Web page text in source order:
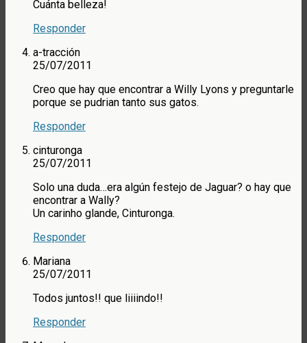
Cuánta belleza!
Responder
a-tracción
25/07/2011
Creo que hay que encontrar a Willy Lyons y preguntarle
porque se pudrian tanto sus gatos.
Responder
cinturonga
25/07/2011
Solo una duda…era algún festejo de Jaguar? o hay que
encontrar a Wally?
Un carinho glande, Cinturonga.
Responder
Mariana
25/07/2011
Todos juntos!! que liiiindo!!
Responder